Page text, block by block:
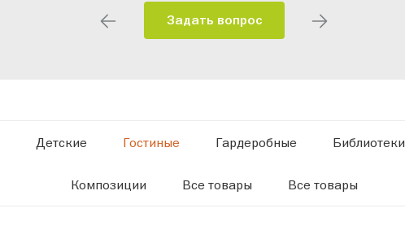
Задать вопрос
Детские Гостиные Гардеробные Библиотеки
Композиции Все товары Все товары